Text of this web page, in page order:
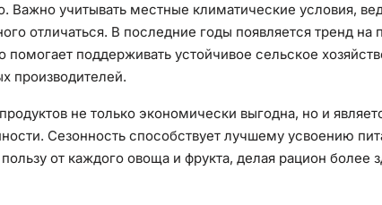
Важно учитывать местные климатические условия,
отличаться. В последние годы появляется тренд на
поддерживать устойчивое сельское
производителей.
не только экономически выгодна, но и
Сезонность способствует лучшему усвоению
от каждого овоща и фрукта, делая рацион более